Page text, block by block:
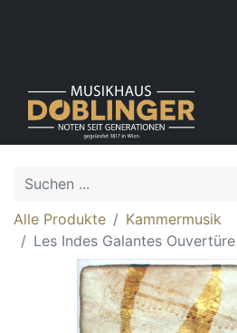
Alle Produkte
Kammermusik
Les Indes Galantes Ouvertüre